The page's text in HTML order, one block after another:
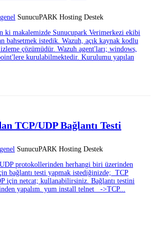
genel SunucuPARK Hosting Destek
ki makalemizde Sunucupark Verimerkezi ekibi
bahsetmek istedik. Wazuh, açık kaynak kodlu
çözümüdür. Wazuh agent'ları; windows,
kurulabilmektedir. Kurulumu yapılan
TCP/UDP Bağlantı Testi
genel SunucuPARK Hosting Destek
protokollerinden herhangi biri üzerinden
bağlantı testi yapmak istediğinizde; TCP
için netcat; kullanabilirsiniz. Bağlantı testini
yapalım. yum install telnet ->TCP...